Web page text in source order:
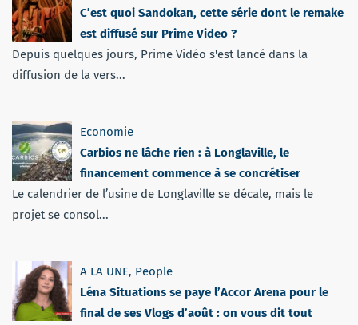
C’est quoi Sandokan, cette série dont le remake
est diffusé sur Prime Video ?
Depuis quelques jours, Prime Vidéo s'est lancé dans la
diffusion de la vers...
Economie
Carbios ne lâche rien : à Longlaville, le
financement commence à se concrétiser
Le calendrier de l’usine de Longlaville se décale, mais le
projet se consol...
A LA UNE, People
Léna Situations se paye l’Accor Arena pour le
final de ses Vlogs d’août : on vous dit tout